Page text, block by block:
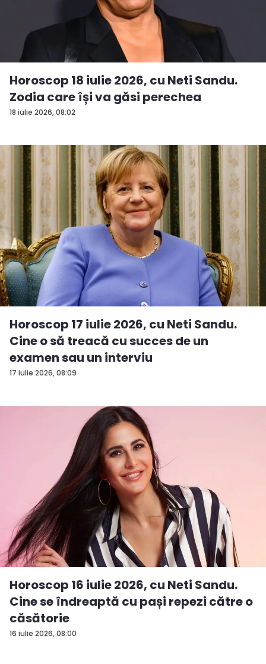
18 iulie 2026, 08:02
Horoscop 18 iulie 2026, cu Neti Sandu.
Zodia care își va găsi perechea
17 iulie 2026, 08:09
Horoscop 17 iulie 2026, cu Neti Sandu.
Cine o să treacă cu succes de un
examen sau un interviu
16 iulie 2026, 08:00
Horoscop 16 iulie 2026, cu Neti Sandu.
Cine se îndreaptă cu pași repezi către o
căsătorie